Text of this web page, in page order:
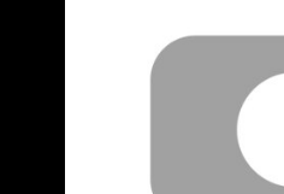
一年又八個月， 僅公
月剛破百， 其他工會